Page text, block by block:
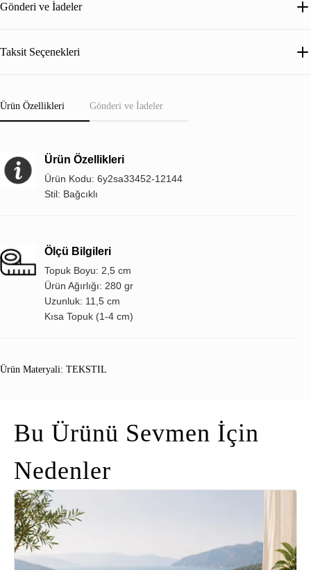
Gönderi ve İadeler
Taksit Seçenekleri
Ürün Özellikleri Gönderi ve İadeler
Ürün Özellikleri
Ürün Kodu: 6y2sa33452-12144
Stil: Bağcıklı
Ölçü Bilgileri
Topuk Boyu: 2,5 cm
Ürün Ağırlığı: 280 gr
Uzunluk: 11,5 cm
Kısa Topuk (1-4 cm)
Ürün Materyali: TEKSTIL
Bu Ürünü Sevmen İçin
Nedenler